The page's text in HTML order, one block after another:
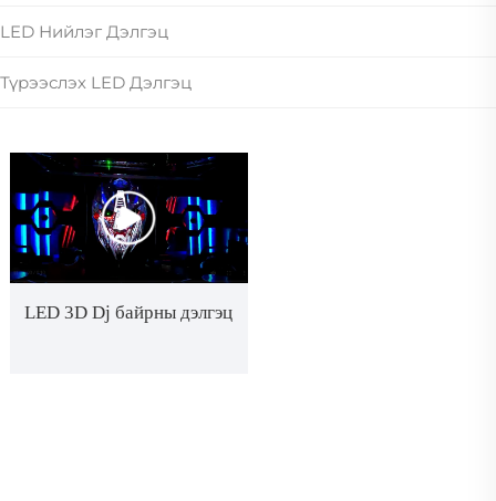
LED Нийлэг Дэлгэц
Түрээслэх LED Дэлгэц
LED 3D Dj байрны дэлгэц